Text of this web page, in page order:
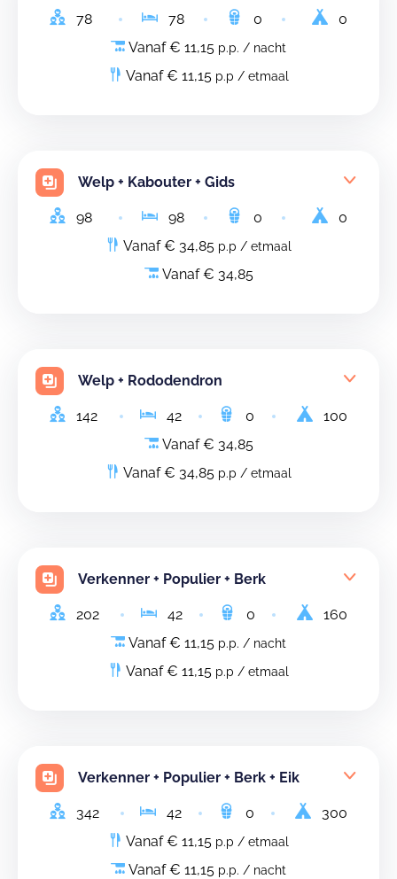
78 78 0
0
Vanaf € 11,15 p.p. / nacht
Vanaf € 11,15 p.p / etmaal
Welp + Kabouter + Gids
98 98 0
0
Vanaf € 34,85 p.p / etmaal
Vanaf € 34,85
Welp + Rododendron
142 42 0
100
Vanaf € 34,85
Vanaf € 34,85 p.p / etmaal
Verkenner + Populier + Berk
202 42 0
160
Vanaf € 11,15 p.p. / nacht
Vanaf € 11,15 p.p / etmaal
Verkenner + Populier + Berk + Eik
342 42 0
300
Vanaf € 11,15 p.p / etmaal
Vanaf € 11,15 p.p. / nacht